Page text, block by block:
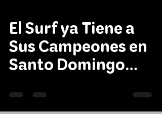
El Surf ya Tiene a
Sus Campeones en
Santo Domingo
2026